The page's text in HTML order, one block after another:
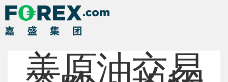
美原油交易